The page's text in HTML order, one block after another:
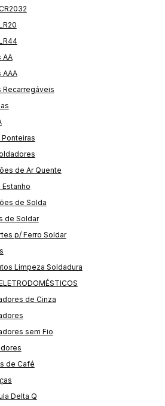
AA
AAA
Recarregáveis
de Ar Quente
Estanho
de Solda
de Soldar
p/ Ferro Soldar
Limpeza Soldadura
de Cinza
sem Fio
de Café
Delta Q